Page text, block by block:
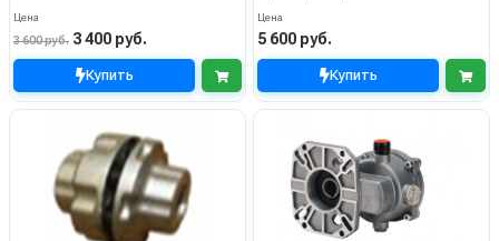
Цена
3 600 руб. 3 400 руб.
Купить
Цена
5 600 руб.
Купить